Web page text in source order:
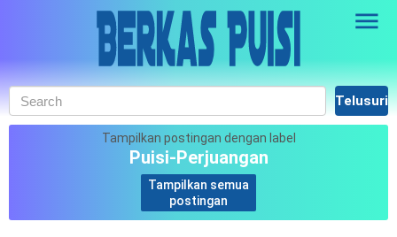
Skip to main content
Tampilkan postingan dengan label
Puisi-Perjuangan
Tampilkan semua
postingan